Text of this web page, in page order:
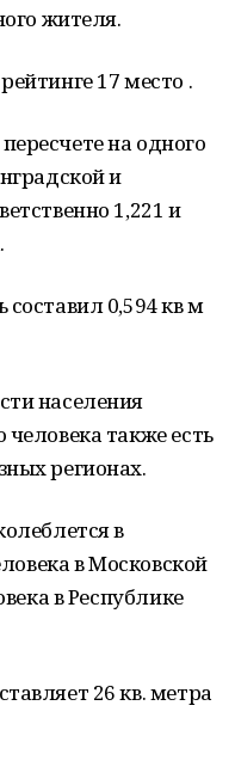
жителя.
17 место .
на одного
и
1,221 и
0,594 кв м
населения
также есть
регионах.
в
в Московской
в Республике
26 кв. метра